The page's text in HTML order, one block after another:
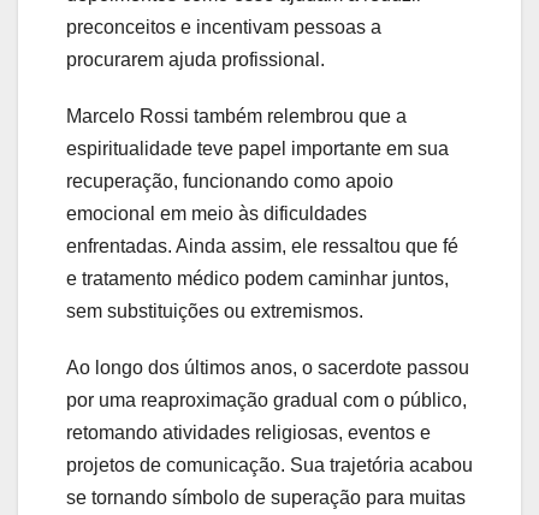
preconceitos e incentivam pessoas a
procurarem ajuda profissional.
Marcelo Rossi também relembrou que a
espiritualidade teve papel importante em sua
recuperação, funcionando como apoio
emocional em meio às dificuldades
enfrentadas. Ainda assim, ele ressaltou que fé
e tratamento médico podem caminhar juntos,
sem substituições ou extremismos.
Ao longo dos últimos anos, o sacerdote passou
por uma reaproximação gradual com o público,
retomando atividades religiosas, eventos e
projetos de comunicação. Sua trajetória acabou
se tornando símbolo de superação para muitas